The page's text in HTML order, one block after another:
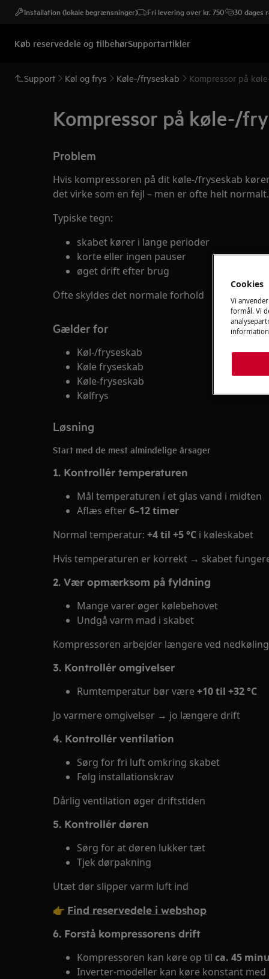
Installation (lokale begrænsninger) Fri levering over kr. 750 30 dages
Køb reservedele og tilbehørSupportartikler
Support Køl og frys Køle-/fryseskab Kompressor på
Kompressor på køle-/
Problem
Hvis kompressoren på dit køle-/fryseskab
det virke som en fejl – men er ofte helt normalt.
Typiske tegn:
skabet kører i lange perioder
korte eller ingen pauser
øget drift efter brug
Ofte skyldes det normale forhold
Gælder for
Køl-/fryseskab
Køle fryseskab
Køle-fryseskab
Kølfrys
Løsning
Start med de mest almindelige årsager
1. Kontrollér temperaturen
Mål temperaturen i et glas vand i midten
Aflæs efter6–12 timer
Normal temperatur: +4 til +5 °C i køleskabet
Hvis temperaturen er korrekt → skabet
2. Vær opmærksom på fyldning
Mange varer øger kølebehovet
Undgå varm mad i skabet
Kompressoren arbejder længere ved nedkøling
3. Kontrollér omgivelser
Rumtemperatur bør være +10 til +32 °C
Jo varmere omgivelser → jo længere drift
4. Kontrollér ventilation
Sørg for fri luft omkring skabet
Følg installationskrav
Dårlig ventilation øger driftstiden
5. Kontrollér døren
Sørg for at døren lukker tæt
Tjek dørpakning
Utæt dør slipper varm luft ind
👉 Find reservedele i webshop
6. Forstå kompressorens drift
Kompressoren kan køre op til ca. 45
Inverter‑modeller kan køre konstant med
Cookies
Vi
formål. Vi
information